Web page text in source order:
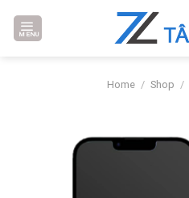
MENU
Home / Shop /